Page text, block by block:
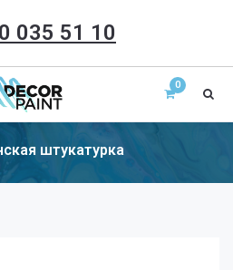
035 51 10
штукатурка